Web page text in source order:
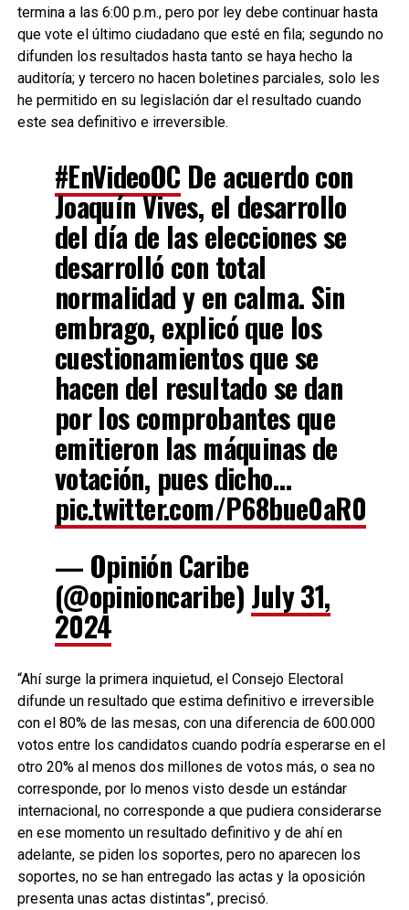
termina a las 6:00 p.m., pero por ley debe continuar hasta
que vote el último ciudadano que esté en fila; segundo no
difunden los resultados hasta tanto se haya hecho la
auditoría; y tercero no hacen boletines parciales, solo les
he permitido en su legislación dar el resultado cuando
este sea definitivo e irreversible.
#EnVideoOC De acuerdo con
Joaquín Vives, el desarrollo
del día de las elecciones se
desarrolló con total
normalidad y en calma. Sin
embrago, explicó que los
cuestionamientos que se
hacen del resultado se dan
por los comprobantes que
emitieron las máquinas de
votación, pues dicho…
pic.twitter.com/P68bue0aR0
— Opinión Caribe
(@opinioncaribe) July 31,
2024
“Ahí surge la primera inquietud, el Consejo Electoral
difunde un resultado que estima definitivo e irreversible
con el 80% de las mesas, con una diferencia de 600.000
votos entre los candidatos cuando podría esperarse en el
otro 20% al menos dos millones de votos más, o sea no
corresponde, por lo menos visto desde un estándar
internacional, no corresponde a que pudiera considerarse
en ese momento un resultado definitivo y de ahí en
adelante, se piden los soportes, pero no aparecen los
soportes, no se han entregado las actas y la oposición
presenta unas actas distintas”, precisó.